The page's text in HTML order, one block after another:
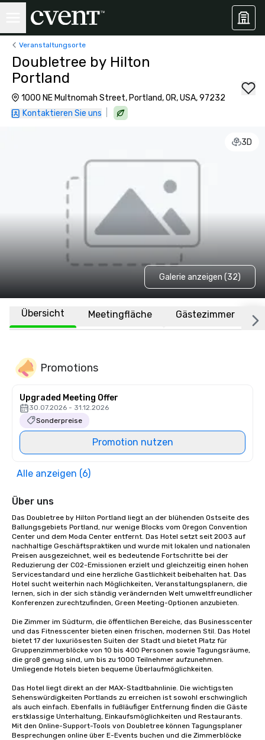
Veranstaltungsorte
Doubletree by Hilton
Portland
1000 NE Multnomah Street, Portland, OR, USA, 97232
Kontaktieren Sie uns
3D
Galerie anzeigen (32)
Übersicht Meetingfläche Gästezimmer
Promotions
Upgraded Meeting Offer
30.07.2026 - 31.12.2026
Sonderpreise
Promotion nutzen
Alle anzeigen (6)
Über uns
Das Doubletree by Hilton Portland liegt an der blühenden Ostseite des
Ballungsgebiets Portland, nur wenige Blocks vom Oregon Convention
Center und dem Moda Center entfernt. Das Hotel setzt seit 2003 auf
nachhaltige Geschäftspraktiken und wurde mit lokalen und nationalen
Preisen ausgezeichnet, weil es bedeutende Fortschritte bei der
Reduzierung der CO2-Emissionen erzielt und gleichzeitig einen hohen
Servicestandard und eine herzliche Gastlichkeit beibehalten hat. Das
Hotel sucht weiterhin nach Möglichkeiten, Veranstaltungsplanern, die
lernen, sich in der sich ständig verändernden Welt umweltfreundlicher
Konferenzen zurechtzufinden, Green Meeting-Optionen anzubieten.
Die Zimmer im Südturm, die öffentlichen Bereiche, das Businesscenter
und das Fitnesscenter bieten einen frischen, modernen Stil. Das Hotel
bietet 17 der luxuriösesten Suiten der Stadt und bietet Platz für
Gruppenzimmerblöcke von 10 bis 400 Personen sowie Tagungsräume,
die groß genug sind, um bis zu 1000 Teilnehmer aufzunehmen.
Umliegende Hotels bieten bequeme Überlaufmöglichkeiten.
Das Hotel liegt direkt an der MAX-Stadtbahnlinie. Die wichtigsten
Sehenswürdigkeiten Portlands zu erreichen ist sowohl erschwinglich
als auch einfach. Ebenfalls in fußläufiger Entfernung finden die Gäste
erstklassige Unterhaltung, Einkaufsmöglichkeiten und Restaurants.
Mit den Online-Support-Tools von Doubletree können Tagungsplaner
Besprechungen online über E-Events buchen und die Zimmerblöcke